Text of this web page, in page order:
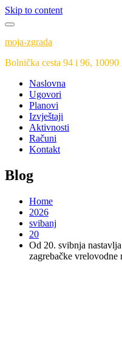
Skip to content
moja-zgrada
Bolnička cesta 94 i 96, 10090
Naslovna
Ugovori
Planovi
Izvještaji
Aktivnosti
Računi
Kontakt
Blog
Home
2026
svibanj
20
Od 20. svibnja
zagrebačke vrelovodne